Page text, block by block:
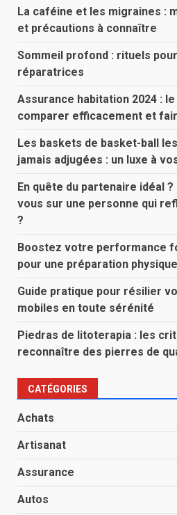
La caféine et les migraines :
et précautions à connaître
Sommeil profond : rituels
réparatrices
Assurance habitation 2024 :
comparer efficacement et
Les baskets de basket-ball
jamais adjugées : un luxe à
En quête du partenaire idéal
vous sur une personne qui
?
Boostez votre performance
pour une préparation
Guide pratique pour résilier
mobiles en toute sérénité
Piedras de litoterapia : les
reconnaître des pierres de
CATÉGORIES
Achats
Artisanat
Assurance
Autos